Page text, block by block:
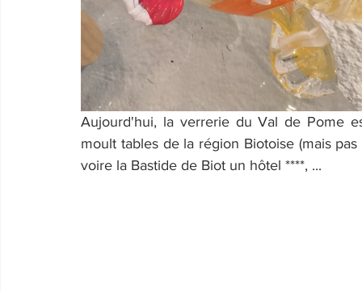
Aujourd'hui, la verrerie du Val de Pome
moult tables de la région Biotoise (mais
voire la Bastide de Biot un hôtel ****, ...